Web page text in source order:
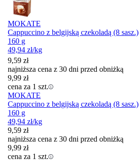
MOKATE
Cappuccino z belgijską czekoladą (8 sasz.)
160 g
49,94 zł/kg
9,59 zł
najniższa cena z 30 dni przed obniżką
9,99 zł
cena za 1 szt.
MOKATE
Cappuccino z belgijską czekoladą (8 sasz.)
160 g
49,94 zł/kg
9,59 zł
najniższa cena z 30 dni przed obniżką
9,99 zł
cena za 1 szt.